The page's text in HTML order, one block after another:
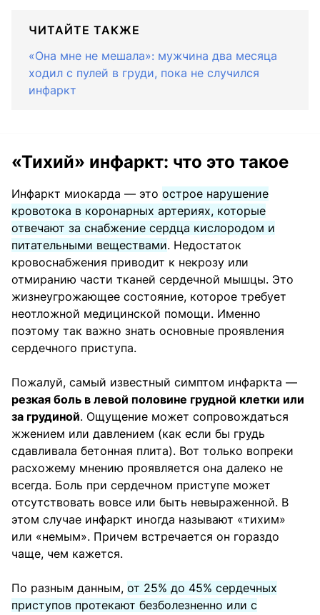
ЧИТАЙТЕ ТАКЖЕ
«Она мне не мешала»: мужчина два месяца
ходил с пулей в груди, пока не случился
инфаркт
«Тихий» инфаркт: что это такое
Инфаркт миокарда — это острое нарушение
кровотока в коронарных артериях, которые
отвечают за снабжение сердца кислородом и
питательными веществами. Недостаток
кровоснабжения приводит к некрозу или
отмиранию части тканей сердечной мышцы. Это
жизнеугрожающее состояние, которое требует
неотложной медицинской помощи. Именно
поэтому так важно знать основные проявления
сердечного приступа.
Пожалуй, самый известный симптом инфаркта —
резкая боль в левой половине грудной клетки или
за грудиной. Ощущение может сопровождаться
жжением или давлением (как если бы грудь
сдавливала бетонная плита). Вот только вопреки
расхожему мнению проявляется она далеко не
всегда. Боль при сердечном приступе может
отсутствовать вовсе или быть невыраженной. В
этом случае инфаркт иногда называют «тихим»
или «немым». Причем встречается он гораздо
чаще, чем кажется.
По разным данным, от 25% до 45% сердечных
приступов протекают безболезненно или с